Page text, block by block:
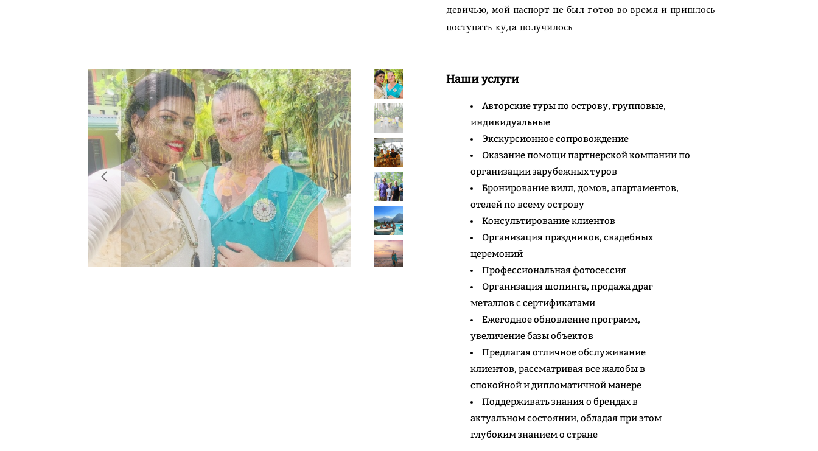
девичью, мой паспорт не был готов во время и пришлось
поступать куда получилось
Наши услуги
Авторские туры по острову, групповые,
индивидуальные
Экскурсионное сопровождение
Оказание помощи партнерской компании по
организации зарубежных туров
Бронирование вилл, домов, апартаментов,
отелей по всему острову
Консультирование клиентов
Организация праздников, свадебных
церемоний
Профессиональная фотосессия
Организация шопинга, продажа драг
металлов с сертификатами
Ежегодное обновление программ,
увеличение базы объектов
Предлагая отличное обслуживание
клиентов, рассматривая все жалобы в
спокойной и дипломатичной манере
Поддерживать знания о брендах в
актуальном состоянии, обладая при этом
глубоким знанием о стране